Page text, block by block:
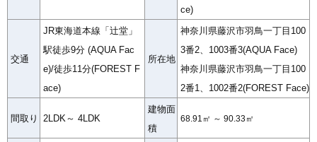
ce)
交通
JR東海道本線「辻堂」
駅徒歩9分 (AQUA Fac
e)/徒歩11分(FOREST F
ace)
所在地
神奈川県藤沢市羽鳥一丁目100
3番2、1003番3(AQUA Face)
神奈川県藤沢市羽鳥一丁目100
2番1、1002番2(FOREST Face)
間取り 2LDK～ 4LDK
建物面
積
68.91㎡ ～ 90.33㎡